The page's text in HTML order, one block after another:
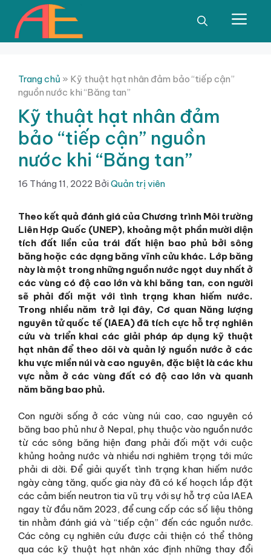
Chuyển
dung
Trang chủ » Kỹ thuật hạt nhân đảm bảo “tiếp cận”
nguồn nước khi “Băng tan”
Kỹ thuật hạt nhân đảm
bảo “tiếp cận” nguồn
nước khi “Băng tan”
16 Tháng 11, 2022 BởiQuản trị viên
Theo kết quả đánh giá của Chương trình Môi trường
Liên Hợp Quốc (UNEP), khoảng một phần mười diện
tích đất liền của trái đất hiện bao phủ bởi sông
băng hoặc các dạng băng vĩnh cửu khác. Lớp băng
này là một trong những nguồn nước ngọt duy nhất ở
các vùng có độ cao lớn và khi băng tan, con người
sẽ phải đối mặt với tình trạng khan hiếm nước.
Trong nhiều năm trở lại đây, Cơ quan Năng lượng
nguyên tử quốc tế (IAEA) đã tích cực hỗ trợ nghiên
cứu và triển khai các giải pháp áp dụng kỹ thuật
hạt nhân để theo dõi và quản lý nguồn nước ở các
khu vực miền núi và cao nguyên, đặc biệt là các khu
vực nằm ở các vùng đất có độ cao lớn và quanh
năm băng bao phủ.
Con người sống ở các vùng núi cao, cao nguyên có
băng bao phủ như ở Nepal, phụ thuộc vào nguồn nước
từ các sông băng hiện đang phải đối mặt với cuộc
khủng hoảng nước và nhiều nơi nghiêm trọng tới mức
phải di dời. Để giải quyết tình trạng khan hiếm nước
ngày càng tăng, quốc gia này đã có kế hoạch lắp đặt
các cảm biến neutron tia vũ trụ với sự hỗ trợ của IAEA
ngay từ đầu năm 2023, để cung cấp các số liệu thông
tin nhằm đánh giá và “tiếp cận” đến các nguồn nước.
Các công cụ nghiên cứu được cải thiện có thể thông
qua các kỹ thuật hạt nhân xác định những thay đổi